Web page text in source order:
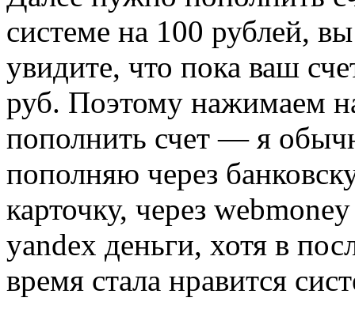
системе на 100 рублей, вы
увидите, что пока ваш
руб. Поэтому нажимаем
пополнить счет — я
пополняю через
карточку, через
yandex деньги, хотя в
время стала нравится